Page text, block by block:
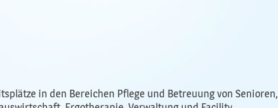
in den Bereichen Pflege und Betreuung von Senioren,